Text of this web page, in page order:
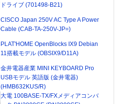
ドライブ (701498-B21)
CISCO Japan 250V AC Type A Power
Cable (CAB-TA-250V-JP=)
PLAT'HOME OpenBlocks IX9 Debian
11搭載モデル (OBSIX9/D11A)
金井電器産業 MINI KEYBOARD Pro
USBモデル 英語版 (金井電器)
(HMB632KUS/R)
大電 100BASE-TX/FXメディアコンバ